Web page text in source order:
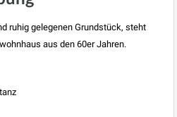
ruhig gelegenen Grundstück, steht
aus den 60er Jahren.